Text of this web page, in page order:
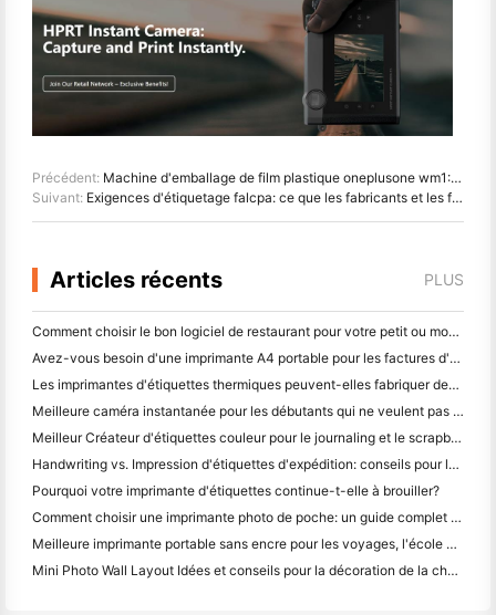
Précédent: Machine d'emballage de film plastique oneplusone wm1: emballage automatique de fruits, légumes, viandes et charcuteries
Suivant: Exigences d'étiquetage falcpa: ce que les fabricants et les fournisseurs de produits alimentaires doivent savoir
Articles récents PLUS
Comment choisir le bon logiciel de restaurant pour votre petit ou moyen restaurant
Avez-vous besoin d'une imprimante A4 portable pour les factures d'entrepôt? Ce qui fonctionne réellement
Les imprimantes d'étiquettes thermiques peuvent-elles fabriquer des étiquettes imperméables pour les produits des petites entreprises?
Meilleure caméra instantanée pour les débutants qui ne veulent pas gaspiller du papier
Meilleur Créateur d'étiquettes couleur pour le journaling et le scrapbooking: ajouter plus de couleur à chaque page
Handwriting vs. Impression d'étiquettes d'expédition: conseils pour les petites entreprises en 2026
Pourquoi votre imprimante d'étiquettes continue-t-elle à brouiller?
Comment choisir une imprimante photo de poche: un guide complet pour les utilisateurs de journaux, de voyages et d'iPhone
Meilleure imprimante portable sans encre pour les voyages, l'école et le travail mobile: Hanin MT620 Pro Review
Mini Photo Wall Layout Idées et conseils pour la décoration de la chambre à coucher et du dortoir